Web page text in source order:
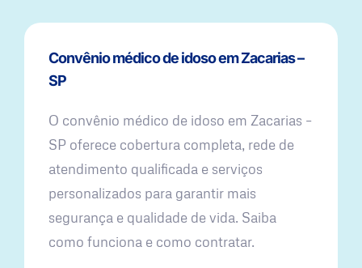
Convênio médico de idoso em Zacarias –
SP
O convênio médico de idoso em Zacarias –
SP oferece cobertura completa, rede de
atendimento qualificada e serviços
personalizados para garantir mais
segurança e qualidade de vida. Saiba
como funciona e como contratar.